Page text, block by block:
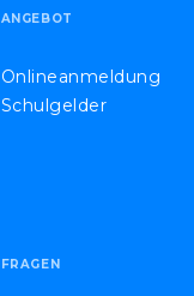
ANGEBOT
Onlineanmeldung
Schulgelder
FRAGEN